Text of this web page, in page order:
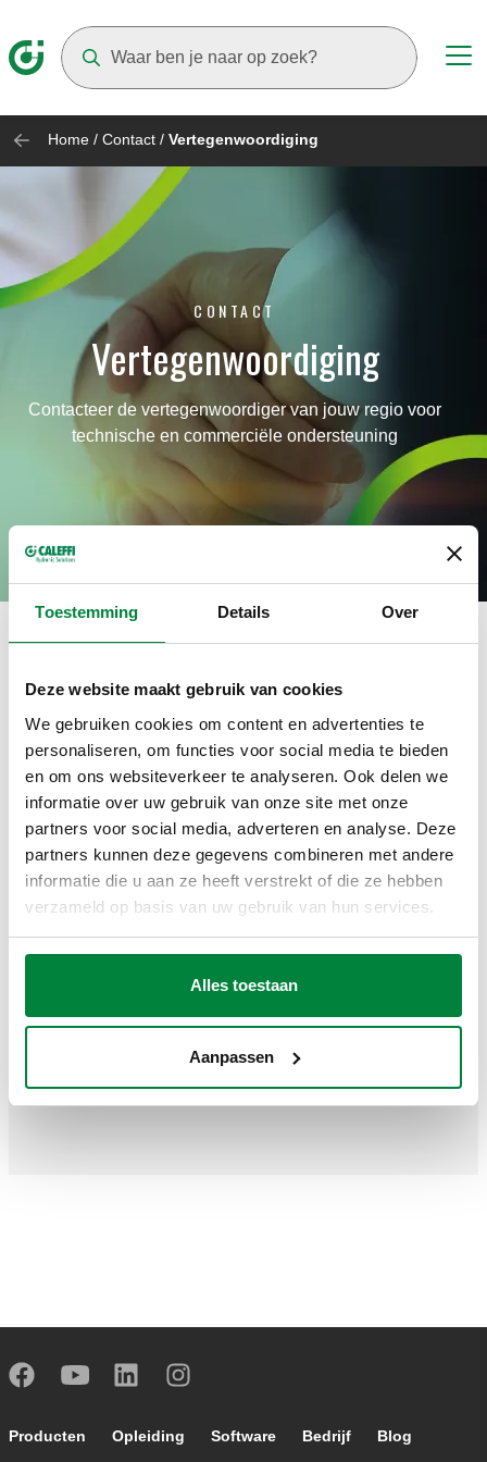
Toestemming Details Over
Deze website maakt gebruik van cookies
We gebruiken cookies om content en advertenties te
personaliseren, om functies voor social media te bieden
en om ons websiteverkeer te analyseren. Ook delen we
informatie over uw gebruik van onze site met onze
partners voor social media, adverteren en analyse. Deze
partners kunnen deze gegevens combineren met andere
informatie die u aan ze heeft verstrekt of die ze hebben
verzameld op basis van uw gebruik van hun services.
Alles toestaan
Aanpassen
Home / Contact / Vertegenwoordiging
CONTACT
Vertegenwoordiging
Contacteer de vertegenwoordiger van jouw regio voor
technische en commerciële ondersteuning
REGIO
Michael Valk
Regiomanager Duurzame Oplossingen
+31 645 243 740
michael.valk@caleffi.com
Patrick Kamping
+31 626 567 456
patrick.kamping@caleffi.com
Footer main navigation
Producten Opleiding Software Bedrijf Blog